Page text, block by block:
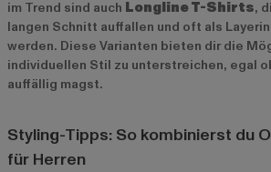
im Trend sind auch Longline T-Shirts,
langen Schnitt auffallen und oft als
werden. Diese Varianten bieten dir die
individuellen Stil zu unterstreichen, egal
auffällig magst.
Styling-Tipps: So kombinierst du
für Herren